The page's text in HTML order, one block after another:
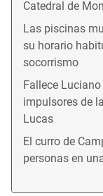
Catedral de
Las piscinas
su horario
socorrismo
Fallece
impulsores de
Lucas
El curro de
personas en